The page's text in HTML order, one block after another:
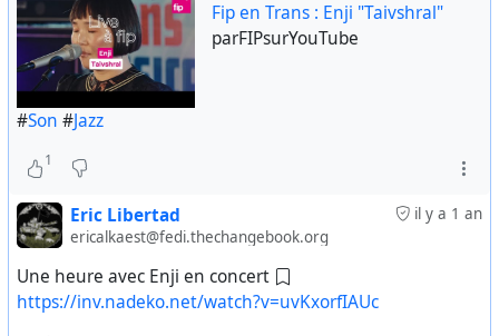
Fip en Trans : Enji "Taivshral"
parFIPsurYouTube
#Son #Jazz
1
il y a 1 an
Eric Libertad
ericalkaest@fedi.thechangebook.org
Une heure avec Enji en concert
https://inv.nadeko.net/watch?v=uvKxorfIAUc